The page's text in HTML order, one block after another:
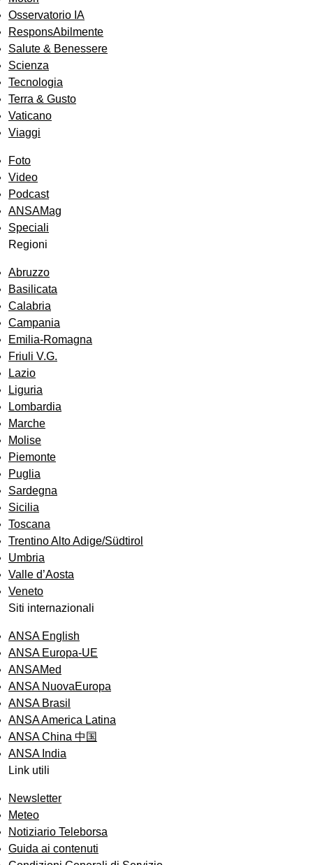
Osservatorio IA
ResponsAbilmente
Salute & Benessere
Scienza
Tecnologia
Terra & Gusto
Vaticano
Viaggi
Foto
Video
Podcast
ANSAMag
Speciali
Regioni
Abruzzo
Basilicata
Calabria
Campania
Emilia-Romagna
Friuli V.G.
Lazio
Liguria
Lombardia
Marche
Molise
Piemonte
Puglia
Sardegna
Sicilia
Toscana
Trentino Alto Adige/Südtirol
Umbria
Valle d’Aosta
Veneto
Siti internazionali
ANSA English
ANSA Europa-UE
ANSAMed
ANSA NuovaEuropa
ANSA Brasil
ANSA America Latina
ANSA China 中国
ANSA India
Link utili
Newsletter
Meteo
Notiziario Teleborsa
Guida ai contenuti